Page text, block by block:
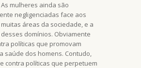
mulheres ainda são
negligenciadas face aos
áreas da sociedade, e a
domínios. Obviamente
políticas que promovam
saúde dos homens. Contudo,
contra políticas que perpetuem